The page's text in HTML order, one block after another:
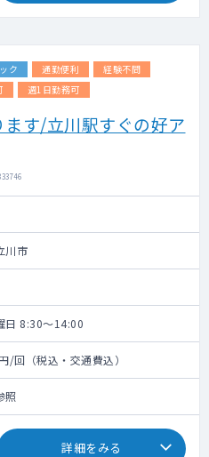
ク 通勤便利
経験不問
週1日勤務可
す/立川駅すぐの好ア
川市
日 8:30～14:00
/回（税込・交通費込）
照
詳細をみる